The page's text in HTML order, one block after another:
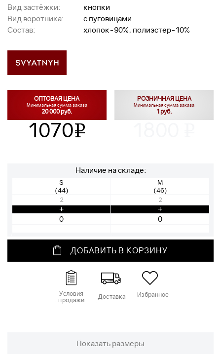
Вид застёжки:
кнопки
Вид воротника:
с пуговицами
Состав:
хлопок-90%, полиэстер-10%
ОПТОВАЯ ЦЕНА
Минимальная сумма заказа
20 000 руб.
1070v
РОЗНИЧНАЯ ЦЕНА
Минимальная сумма заказа
1 руб.
Наличие на складе:
S
(44)
M
(46)
2
+
2
+
ДОБАВИТЬ В КОРЗИНУ
Условия
продажи Доставка Избранное
Показать размеры